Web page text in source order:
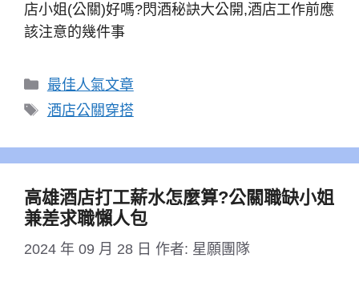
店小姐(公關)好嗎?閃酒秘訣大公開,酒店工作前應
該注意的幾件事
分
類
最佳人氣文章
標
酒店公關穿搭
高雄酒店打工薪水怎麼算?公關職缺小姐
兼差求職懶人包
2024 年 09 月 28 日 作者: 星願團隊